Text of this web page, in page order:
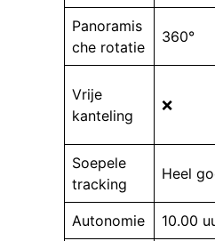
Panoramis
che rotatie
360°
Vrije
kanteling
❌
Soepele
tracking
Heel
Autonomie 10.00